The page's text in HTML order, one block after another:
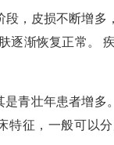
，皮损不断增多
逐渐恢复正常。
青壮年患者增
特征，一般可以